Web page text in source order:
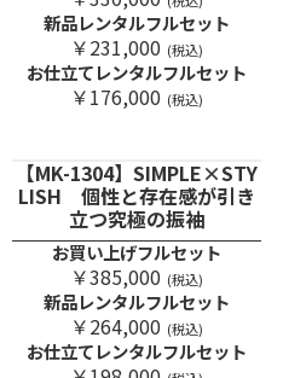
新品レンタルフルセット
￥231,000 (税込)
お仕立てレンタルフルセット
￥176,000 (税込)
【MK-1304】SIMPLE×STY
LISH 個性と存在感が引き
立つ究極の振袖
お買い上げフルセット
￥385,000 (税込)
新品レンタルフルセット
￥264,000 (税込)
お仕立てレンタルフルセット